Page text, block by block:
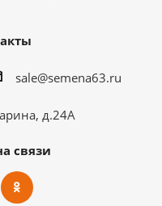
sale@semena63.ru
д.24А
связи